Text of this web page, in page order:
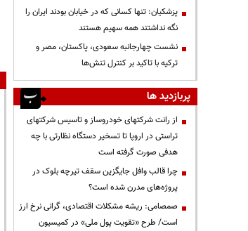
پزشکیان: تنها کسانی که در خیابان بودند ایران را
نگه نداشتند همه سهیم هستند
نشست چهارجانبه سعودی، پاکستان، مصر و
ترکیه با تاکید بر کنترل تنش‌ها
پربازدید ها
از رانت‌ شرکتهای خودروساز و تاسیس شرکتهای
تراستی در اروپا تا تسخیر دستگاه نظارتی با چه
هدفی صورت گرفته است
چرا قالب وافل جایگزین سقف تیرچه بلوک در
پروژه‌های مدرن شده است؟
صمصامی: ریشه مشکلات اقتصادی، گرانی نرخ ارز
است/ طرح «تقویت پول ملی» در کمیسیون